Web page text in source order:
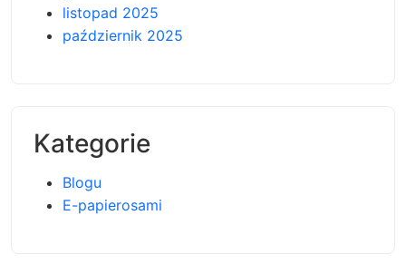
listopad 2025
październik 2025
Kategorie
Blogu
E-papierosami